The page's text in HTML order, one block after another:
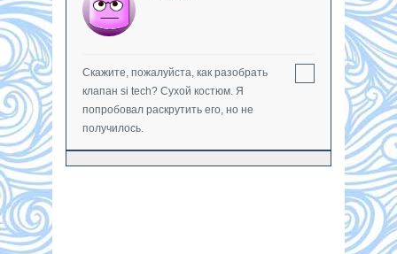
Скажите, пожалуйста, как разобрать
клапан si tech? Сухой костюм. Я
попробовал раскрутить его, но не
получилось.